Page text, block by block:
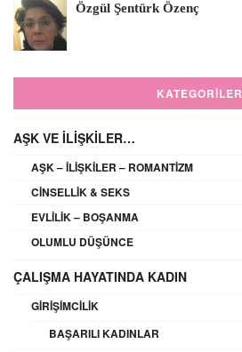
Özgül Şentürk Özenç
KATEGORILER
AŞK VE İLIŞKILER…
AŞK – İLIŞKILER – ROMANTIZM
CINSELLIK & SEKS
EVLILIK – BOŞANMA
OLUMLU DÜŞÜNCE
ÇALIŞMA HAYATINDA KADIN
GIRIŞIMCILIK
BAŞARILI KADINLAR